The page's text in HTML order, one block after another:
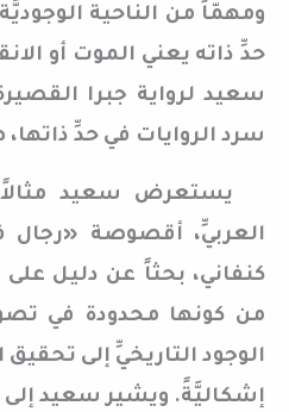
ومهمّاً من الناحية
حدِّ ذاته يعني الموت أو
سعيد لرواية جبرا
سرد الروايات في حدِّ ذاتها،
يستعرض سعيد مثالاً
العربيِّ، أقصوصة
كنفاني، بحثاً عن دليل
من كونها محدودة في
الوجود التاريخيِّ إلى تحقيق
إشكاليَّةً. ويشير سعيد إلى